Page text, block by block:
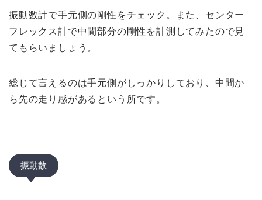
振動数計で手元側の剛性をチェック。また、センター
フレックス計で中間部分の剛性を計測してみたので見
てもらいましょう。
総じて言えるのは手元側がしっかりしており、中間か
ら先の走り感があるという所です。
振動数